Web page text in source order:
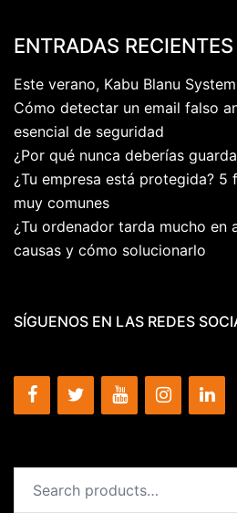
ENTRADAS RECIENTES
Este verano, Kabu Blanu
Cómo detectar un email falso
esencial de seguridad
¿Por qué nunca deberías
¿Tu empresa está protegida? 5
muy comunes
¿Tu ordenador tarda mucho en
causas y cómo solucionarlo
SÍGUENOS EN LAS REDES